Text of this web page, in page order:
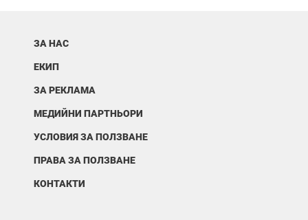
ЗА НАС
ЕКИП
ЗА РЕКЛАМА
МЕДИЙНИ ПАРТНЬОРИ
УСЛОВИЯ ЗА ПОЛЗВАНЕ
ПРАВА ЗА ПОЛЗВАНЕ
КОНТАКТИ